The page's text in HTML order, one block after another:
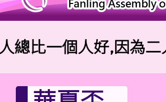
一個人好,因為二人